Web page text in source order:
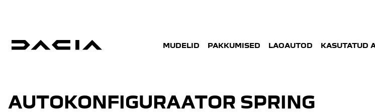
MUDELID PAKKUMISED LAOAUTOD KASUTATUD
AUTOKONFIGURAATOR SPRING